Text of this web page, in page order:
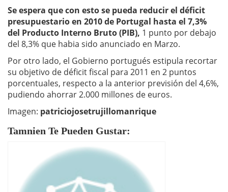
Se espera que con esto se pueda reducir el déficit
presupuestario en 2010 de Portugal hasta el 7,3%
del Producto Interno Bruto (PIB), 1 punto por debajo
del 8,3% que habia sido anunciado en Marzo.
Por otro lado, el Gobierno portugués estipula recortar
su objetivo de déficit fiscal para 2011 en 2 puntos
porcentuales, respecto a la anterior previsión del 4,6%,
pudiendo ahorrar 2.000 millones de euros.
Imagen: patriciojosetrujillomanrique
Tamnien Te Pueden Gustar: